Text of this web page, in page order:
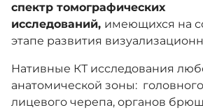
спектр томографических
исследований, имеющихся на
этапе развития
Нативные КТ исследования
анатомической зоны:
лицевого черепа, органов